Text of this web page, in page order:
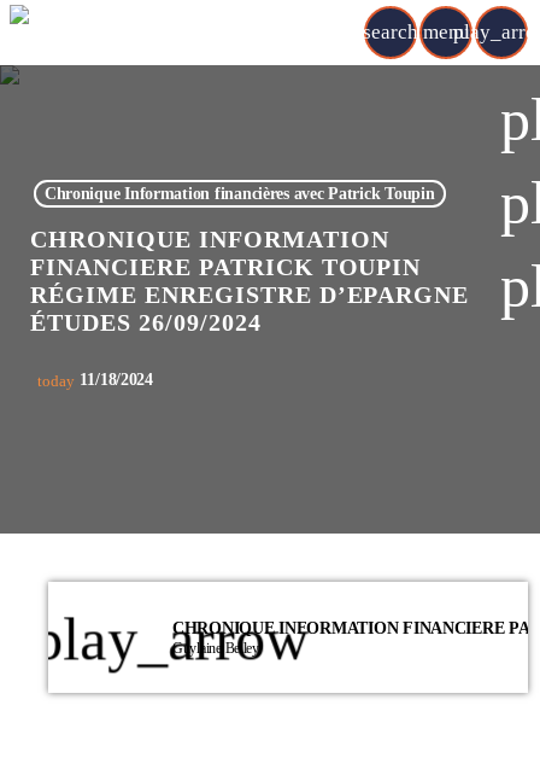
search menu
Chronique Information financières avec Patrick Toupin
CHRONIQUE INFORMATION
FINANCIERE PATRICK TOUPIN
RÉGIME ENREGISTRE D’EPARGNE
ÉTUDES 26/09/2024
today 11/18/2024
play_arrow
Guylaine Belley